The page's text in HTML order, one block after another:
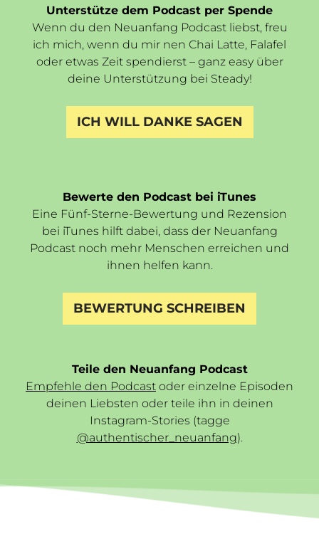
Unterstütze dem Podcast per Spende
Wenn du den Neuanfang Podcast liebst, freu
ich mich, wenn du mir nen Chai Latte, Falafel
oder etwas Zeit spendierst – ganz easy über
deine Unterstützung bei Steady!
ICH WILL DANKE SAGEN
Bewerte den Podcast bei iTunes
Eine Fünf-Sterne-Bewertung und Rezension
bei iTunes hilft dabei, dass der Neuanfang
Podcast noch mehr Menschen erreichen und
ihnen helfen kann.
BEWERTUNG SCHREIBEN
Teile den Neuanfang Podcast
Empfehle den Podcast oder einzelne Episoden
deinen Liebsten oder teile ihn in deinen
Instagram-Stories (tagge
@authentischer_neuanfang).